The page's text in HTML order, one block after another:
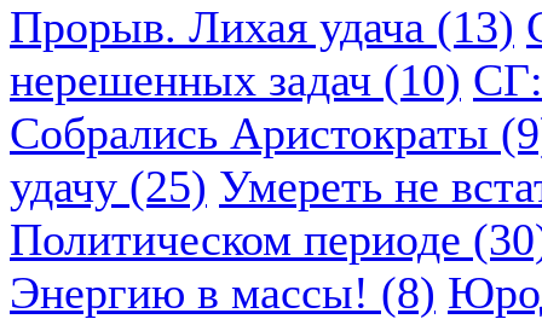
Прорыв. Лихая удача (13)
нерешенных задач (10)
Собрались Аристократы
удачу (25) Умереть не
Политическом периоде
Энергию в массы! (8)